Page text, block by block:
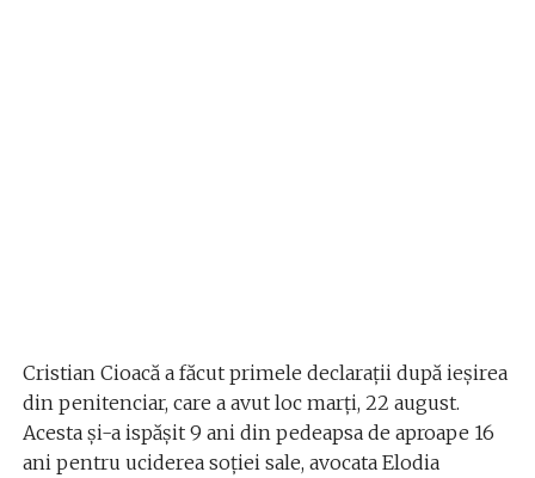
Cristian Cioacă a făcut primele declarații după ieșirea
din penitenciar, care a avut loc marți, 22 august.
Acesta și-a ispășit 9 ani din pedeapsa de aproape 16
ani pentru uciderea soției sale, avocata Elodia